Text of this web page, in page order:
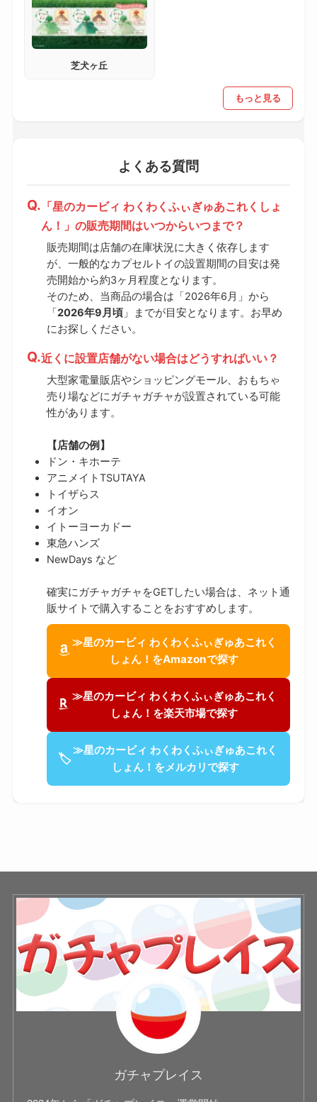
芝犬ヶ丘
もっと見る
よくある質問
「星のカービィ わくわくふぃぎゅあこれくしょ
ん！」の販売期間はいつからいつまで？
販売期間は店舗の在庫状況に大きく依存します
が、一般的なカプセルトイの設置期間の目安は発
売開始から約3ヶ月程度となります。
そのため、当商品の場合は「2026年6月」から
「2026年9月頃」までが目安となります。お早め
にお探しください。
近くに設置店舗がない場合はどうすればいい？
大型家電量販店やショッピングモール、おもちゃ
売り場などにガチャガチャが設置されている可能
性があります。
【店舗の例】
ドン・キホーテ
アニメイトTSUTAYA
トイザらス
イオン
イトーヨーカドー
東急ハンズ
NewDays など
確実にガチャガチャをGETしたい場合は、ネット通
販サイトで購入することをおすすめします。
≫星のカービィ わくわくふぃぎゅあこれく
しょん！をAmazonで探す
≫星のカービィ わくわくふぃぎゅあこれく
しょん！を楽天市場で探す
🏷
≫星のカービィ わくわくふぃぎゅあこれく
しょん！をメルカリで探す
ガチャプレイス